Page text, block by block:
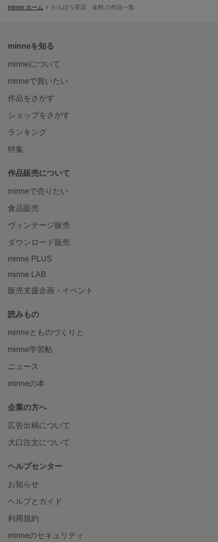
minne ホーム かんぽう茶店 金柑 の作品一覧
minneを知る
minneについて
minneで買いたい
作品をさがす
ショップをさがす
ランキング
特集
作品販売について
minneで売りたい
食品販売
ヴィンテージ販売
ダウンロード販売
minne PLUS
minne LAB
販売支援企画・イベント
読みもの
minneとものづくりと
minne学習帖
ニュース
minneの本
企業の方へ
広告出稿について
大口注文について
ヘルプセンター
お知らせ
ヘルプとガイド
利用規約
minneのセキュリティ